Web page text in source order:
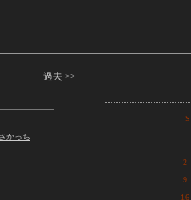
過去 >>
さかっち
S
2
9
16